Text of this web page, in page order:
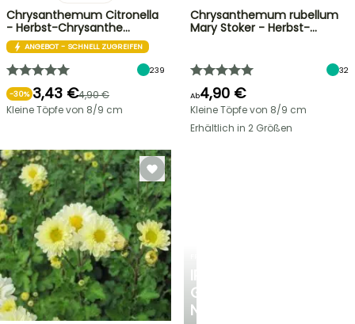
IRIS
GERMANICA
NEUHEITEN
Chrysanthemum Citronella
- Herbst-Chrysanthe…
ANGEBOT - SCHNELL ZUGREIFEN
239
-30% 3,43 €4,90 €
Kleine Töpfe von 8/9 cm
Chrysanthemum rubellum
Mary Stoker - Herbst-…
32
Ab4,90 €
Kleine Töpfe von 8/9 cm
Erhältlich in 2 Größen